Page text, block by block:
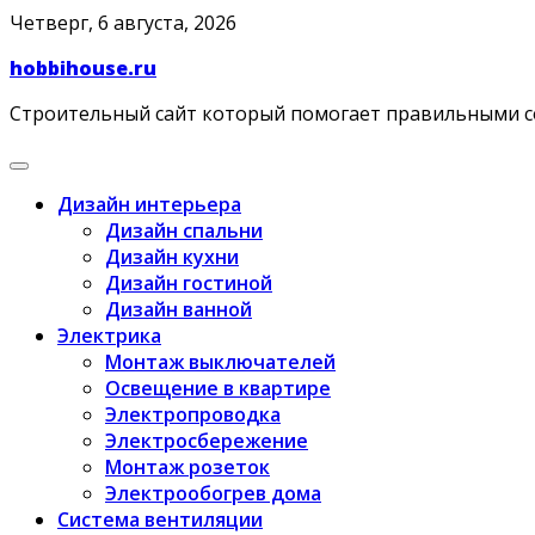
Skip
content
Четверг, 6 августа, 2026
hobbihouse.ru
Строительный сайт который помогает правильными
Дизайн интерьера
Дизайн спальни
Дизайн кухни
Дизайн гостиной
Дизайн ванной
Электрика
Монтаж выключателей
Освещение в квартире
Электропроводка
Электросбережение
Монтаж розеток
Электрообогрев дома
Система вентиляции